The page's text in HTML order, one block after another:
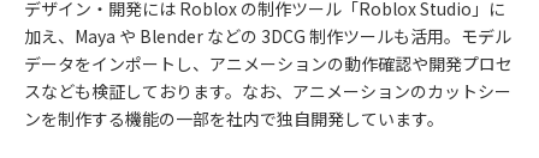
デザイン・開発には Roblox の制作ツール「Roblox Studio」に
加え、Maya や Blender などの 3DCG 制作ツールも活用。モデル
データをインポートし、アニメーションの動作確認や開発プロセ
スなども検証しております。なお、アニメーションのカットシー
ンを制作する機能の一部を社内で独自開発しています。